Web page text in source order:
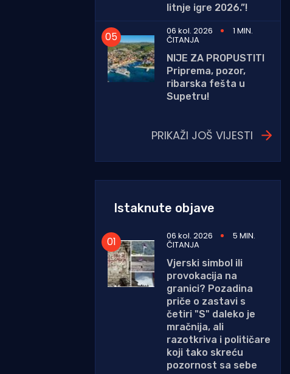
litnje igre 2026.”!
06 kol. 2026
1 MIN.
ČITANJA
NIJE ZA PROPUSTITI
Priprema, pozor,
ribarska fešta u
Supetru!
PRIKAŽI JOŠ VIJESTI
Istaknute objave
06 kol. 2026 5 MIN.
ČITANJA
Vjerski simbol ili
provokacija na
granici? Pozadina
priče o zastavi s
četiri "S" daleko je
mračnija, ali
razotkriva i političare
koji tako skreću
pozornost sa sebe